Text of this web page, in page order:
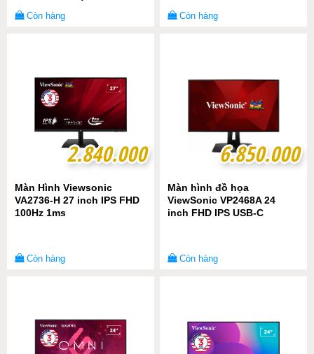
Còn hàng Còn hàng
2.840.000
2.840.000
Màn Hình Viewsonic
VA2736-H 27 inch IPS FHD
100Hz 1ms
Còn hàng
6.850.000
6.850.000
Màn hình đồ họa
ViewSonic VP2468A 24
inch FHD IPS USB-C
Còn hàng